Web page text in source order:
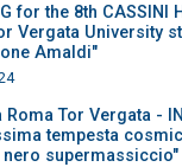
for the 8th CASSINI
Vergata University
Amaldi"
Roma Tor Vergata -
tempesta
nero supermassiccio"